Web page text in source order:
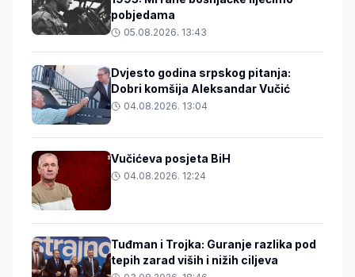
pobjedama
05.08.2026. 13:43
Dvjesto godina srpskog pitanja:
Dobri komšija Aleksandar Vučić
04.08.2026. 13:04
Vučićeva posjeta BiH
04.08.2026. 12:24
Tuđman i Trojka: Guranje razlika pod
tepih zarad viših i nižih ciljeva